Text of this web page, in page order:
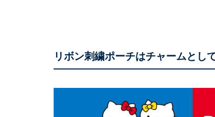
リボン刺繍ポーチはチャームとし